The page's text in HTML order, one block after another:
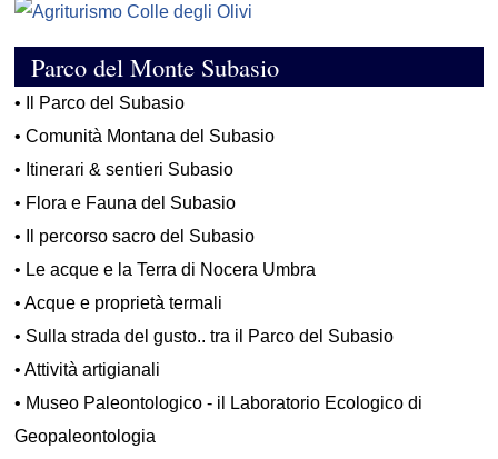
Parco del Monte Subasio
•
Il Parco del Subasio
•Comunità Montana del Subasio
• Itinerari & sentieri Subasio
• Flora e Fauna del Subasio
•
Il percorso sacro del Subasio
• Le acque e la Terra di Nocera Umbra
•Acque e proprietà termali
• Sulla strada del gusto.. tra il Parco del Subasio
•Attività artigianali
• Museo Paleontologico - il Laboratorio Ecologico di
Geopaleontologia